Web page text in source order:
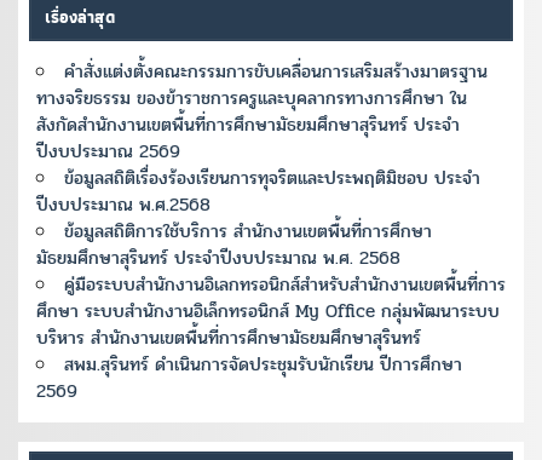
เรื่องล่าสุด
คำสั่งแต่งตั้งคณะกรรมการขับเคลื่อนการเสริมสร้างมาตรฐาน
ทางจริยธรรม ของข้าราชการครูและบุคลากรทางการศึกษา ใน
สังกัดสำนักงานเขตพื้นที่การศึกษามัธยมศึกษาสุรินทร์ ประจำ
ปีงบประมาณ 2569
ข้อมูลสถิติเรื่องร้องเรียนการทุจริตและประพฤติมิชอบ ประจำ
ปีงบประมาณ พ.ศ.2568
ข้อมูลสถิติการใช้บริการ สำนักงานเขตพื้นที่การศึกษา
มัธยมศึกษาสุรินทร์ ประจำปีงบประมาณ พ.ศ. 2568
คู่มือระบบสำนักงานอิเลกทรอนิกส์สำหรับสำนักงานเขตพื้นที่การ
ศึกษา ระบบสำนักงานอิเล็กทรอนิกส์ My Office กลุ่มพัฒนาระบบ
บริหาร สำนักงานเขตพื้นที่การศึกษามัธยมศึกษาสุรินทร์
สพม.สุรินทร์ ดำเนินการจัดประชุมรับนักเรียน ปีการศึกษา
2569